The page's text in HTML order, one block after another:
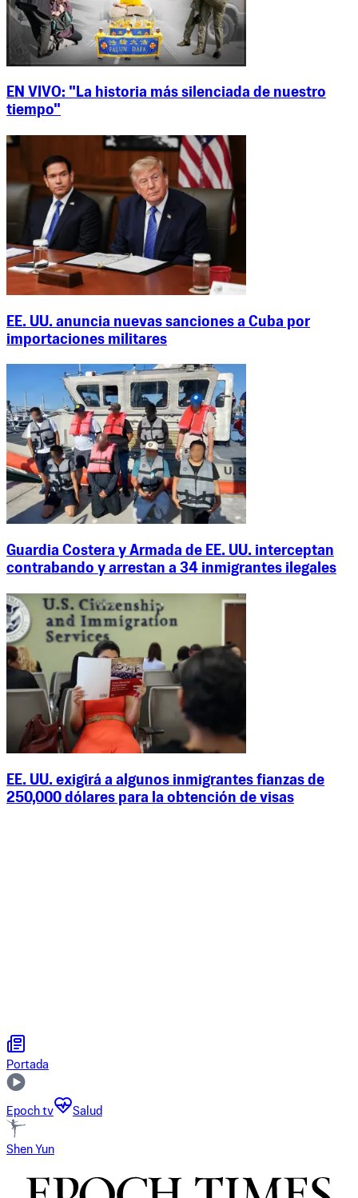
EN VIVO: "La historia más silenciada de nuestro
tiempo"
EE. UU. anuncia nuevas sanciones a Cuba por
importaciones militares
Guardia Costera y Armada de EE. UU. interceptan
contrabando y arrestan a 34 inmigrantes ilegales
EE. UU. exigirá a algunos inmigrantes fianzas de
250,000 dólares para la obtención de visas
Portada
Epoch tv Salud
Shen Yun